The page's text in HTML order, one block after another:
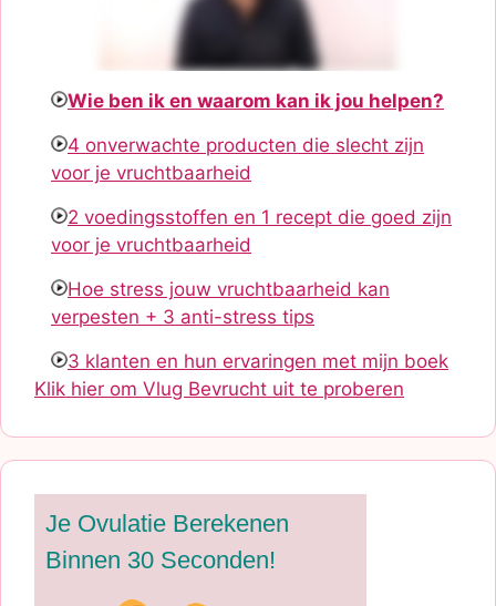
Wie ben ik en waarom kan ik jou helpen?
4 onverwachte producten die slecht zijn
voor je vruchtbaarheid
2 voedingsstoffen en 1 recept die goed zijn
voor je vruchtbaarheid
Hoe stress jouw vruchtbaarheid kan
verpesten + 3 anti-stress tips
3 klanten en hun ervaringen met mijn boek
Klik hier om Vlug Bevrucht uit te proberen
Je Ovulatie Berekenen
Binnen 30 Seconden!